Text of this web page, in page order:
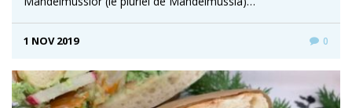
1 NOV 2019 0